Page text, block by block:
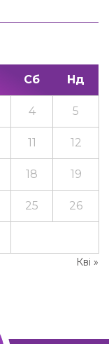
Сб Нд
Кві »
4 5
11 12
18 19
25 26